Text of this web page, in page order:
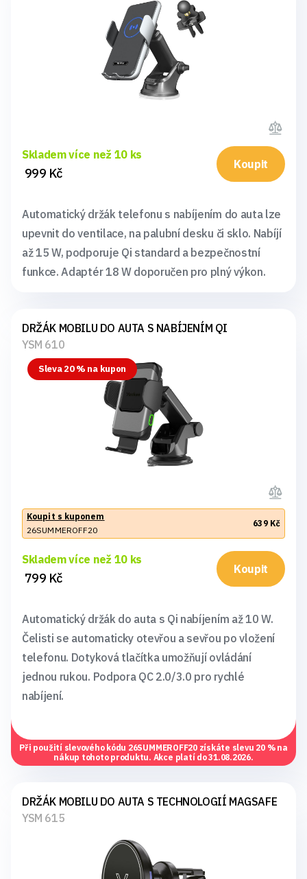
Skladem více než 10 ks
999 Kč
Koupit
Automatický držák telefonu s nabíjením do auta lze
upevnit do ventilace, na palubní desku či sklo. Nabíjí
až 15 W, podporuje Qi standard a bezpečnostní
funkce. Adaptér 18 W doporučen pro plný výkon.
DRŽÁK MOBILU DO AUTA S NABÍJENÍM QI
YSM 610
Sleva 20 % na kupon
Koupit s kuponem
26SUMMEROFF20
639 Kč
Skladem více než 10 ks
799 Kč
Koupit
Automatický držák do auta s Qi nabíjením až 10 W.
Čelisti se automaticky otevřou a sevřou po vložení
telefonu. Dotyková tlačítka umožňují ovládání
jednou rukou. Podpora QC 2.0/3.0 pro rychlé
nabíjení.
Při použití slevového kódu 26SUMMEROFF20 získáte slevu 20 % na
nákup tohoto produktu. Akce platí do 31.08.2026.
DRŽÁK MOBILU DO AUTA S TECHNOLOGIÍ MAGSAFE
YSM 615